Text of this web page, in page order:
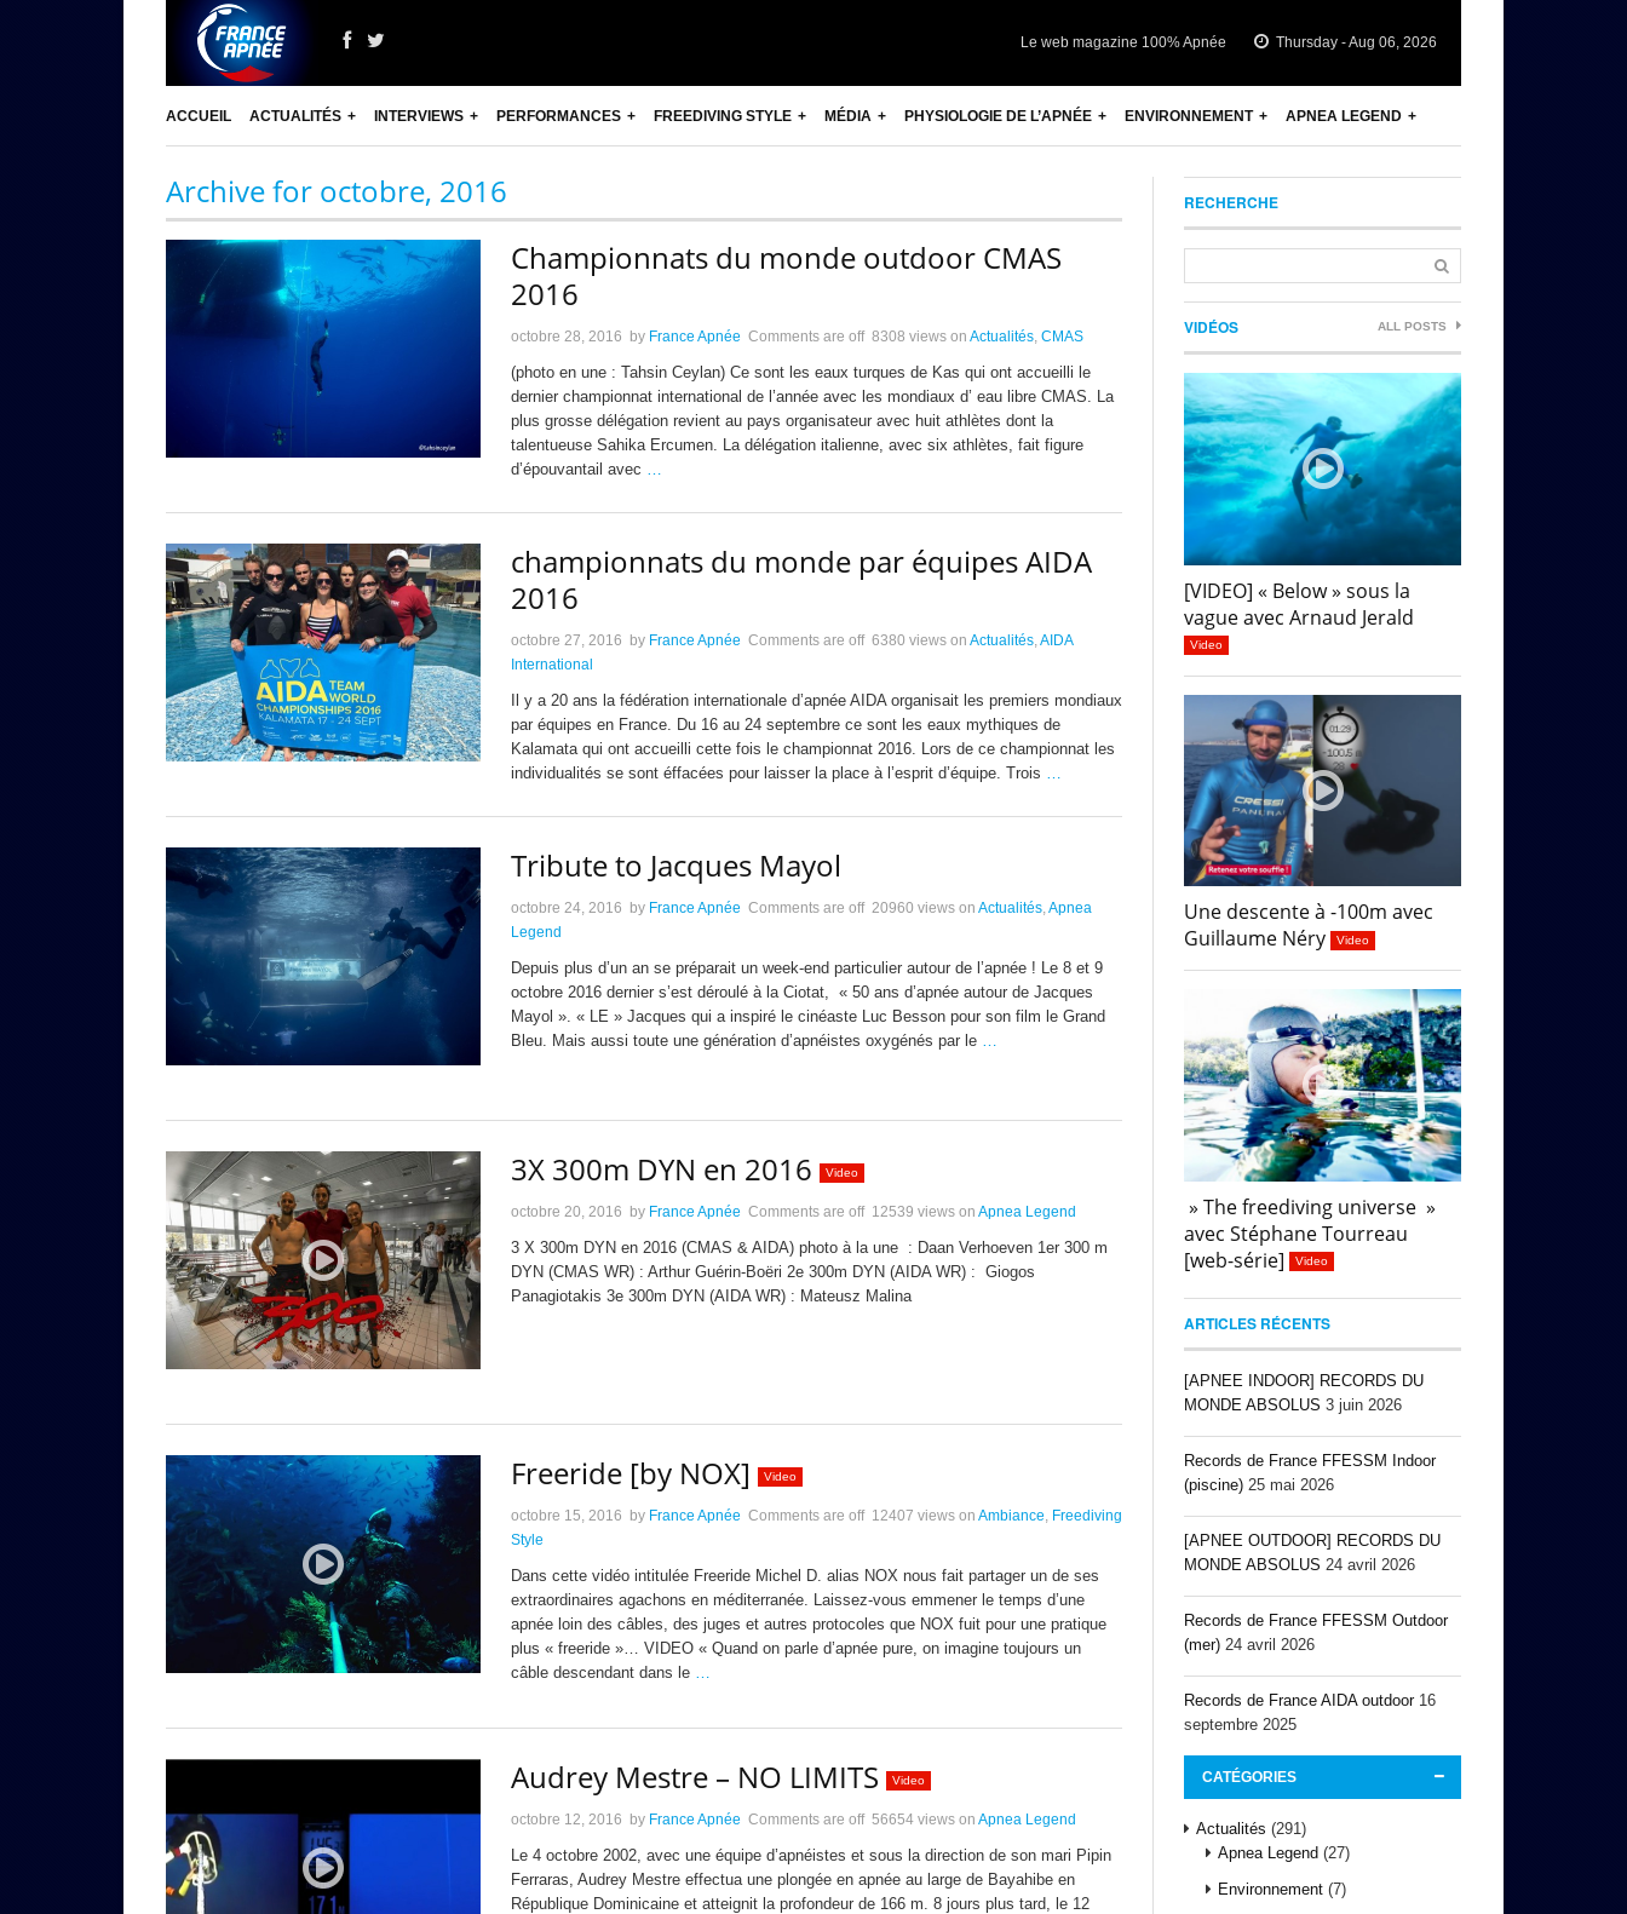
Le web magazine 100% Apnée Thursday - Aug 06, 2026
ACCUEIL ACTUALITÉS INTERVIEWS PERFORMANCES FREEDIVING STYLE MÉDIA PHYSIOLOGIE DE L’APNÉE ENVIRONNEMENT APNEA LEGEND
Archive for octobre, 2016
Championnats du monde outdoor CMAS
2016
octobre 28, 2016 by France Apnée Comments are off 8308 views on Actualités, CMAS
(photo en une : Tahsin Ceylan) Ce sont les eaux turques de Kas qui ont accueilli le
dernier championnat international de l’année avec les mondiaux d’ eau libre CMAS. La
plus grosse délégation revient au pays organisateur avec huit athlètes dont la
talentueuse Sahika Ercumen. La délégation italienne, avec six athlètes, fait figure
d’épouvantail avec …
championnats du monde par équipes AIDA
2016
octobre 27, 2016 by France Apnée Comments are off 6380 views on Actualités,AIDA
International
Il y a 20 ans la fédération internationale d’apnée AIDA organisait les premiers mondiaux
par équipes en France. Du 16 au 24 septembre ce sont les eaux mythiques de
Kalamata qui ont accueilli cette fois le championnat 2016. Lors de ce championnat les
individualités se sont éffacées pour laisser la place à l’esprit d’équipe. Trois …
Tribute to Jacques Mayol
octobre 24, 2016 by France Apnée Comments are off 20960 views on Actualités,Apnea
Legend
Depuis plus d’un an se préparait un week-end particulier autour de l’apnée ! Le 8 et 9
octobre 2016 dernier s’est déroulé à la Ciotat, « 50 ans d’apnée autour de Jacques
Mayol ». « LE » Jacques qui a inspiré le cinéaste Luc Besson pour son film le Grand
Bleu. Mais aussi toute une génération d’apnéistes oxygénés par le …
3X 300m DYN en 2016 Video
octobre 20, 2016 by France Apnée Comments are off 12539 views on Apnea Legend
3 X 300m DYN en 2016 (CMAS & AIDA) photo à la une : Daan Verhoeven 1er 300 m
DYN (CMAS WR) : Arthur Guérin-Boëri 2e 300m DYN (AIDA WR) : Giogos
Panagiotakis 3e 300m DYN (AIDA WR) : Mateusz Malina
Freeride [by NOX] Video
octobre 15, 2016 by France Apnée Comments are off 12407 views on Ambiance, Freediving
Style
Dans cette vidéo intitulée Freeride Michel D. alias NOX nous fait partager un de ses
extraordinaires agachons en méditerranée. Laissez-vous emmener le temps d’une
apnée loin des câbles, des juges et autres protocoles que NOX fuit pour une pratique
plus « freeride »… VIDEO « Quand on parle d’apnée pure, on imagine toujours un
câble descendant dans le …
Audrey Mestre – NO LIMITS Video
octobre 12, 2016 by France Apnée Comments are off 56654 views on Apnea Legend
Le 4 octobre 2002, avec une équipe d’apnéistes et sous la direction de son mari Pipin
Ferraras, Audrey Mestre effectua une plongée en apnée au large de Bayahibe en
République Dominicaine et atteignit la profondeur de 166 m. 8 jours plus tard, le 12
RECHERCHE
VIDÉOS ALL POSTS
[VIDEO] « Below » sous la
vague avec Arnaud Jerald
Video
Une descente à -100m avec
Guillaume Néry
Video
» The freediving universe »
avec Stéphane Tourreau
[web-série]
Video
ARTICLES RÉCENTS
[APNEE INDOOR] RECORDS DU
MONDE ABSOLUS 3 juin 2026
Records de France FFESSM Indoor
(piscine) 25 mai 2026
[APNEE OUTDOOR] RECORDS DU
MONDE ABSOLUS 24 avril 2026
Records de France FFESSM Outdoor
(mer) 24 avril 2026
Records de France AIDA outdoor 16
septembre 2025
CATÉGORIES
Actualités (291)
Apnea Legend (27)
Environnement (7)